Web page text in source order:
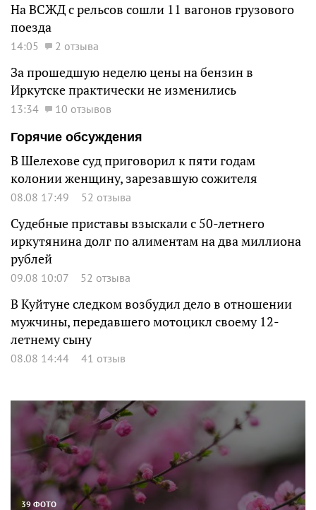
На ВСЖД с рельсов сошли 11 вагонов грузового
поезда
14:05 2 отзыва
За прошедшую неделю цены на бензин в
Иркутске практически не изменились
13:34
10 отзывов
Горячие обсуждения
В Шелехове суд приговорил к пяти годам
колонии женщину, зарезавшую сожителя
08.08 17:49 52 отзыва
Судебные приставы взыскали с 50-летнего
иркутянина долг по алиментам на два миллиона
рублей
09.08 10:07 52 отзыва
В Куйтуне следком возбудил дело в отношении
мужчины, передавшего мотоцикл своему 12-
летнему сыну
08.08 14:44 41 отзыв
39 ФОТО